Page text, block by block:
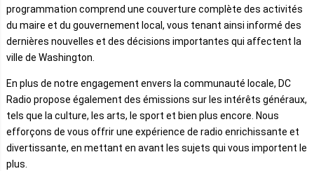
programmation comprend une couverture complète des activités
du maire et du gouvernement local, vous tenant ainsi informé des
dernières nouvelles et des décisions importantes qui affectent la
ville de Washington.
En plus de notre engagement envers la communauté locale, DC
Radio propose également des émissions sur les intérêts généraux,
tels que la culture, les arts, le sport et bien plus encore. Nous
efforçons de vous offrir une expérience de radio enrichissante et
divertissante, en mettant en avant les sujets qui vous importent le
plus.